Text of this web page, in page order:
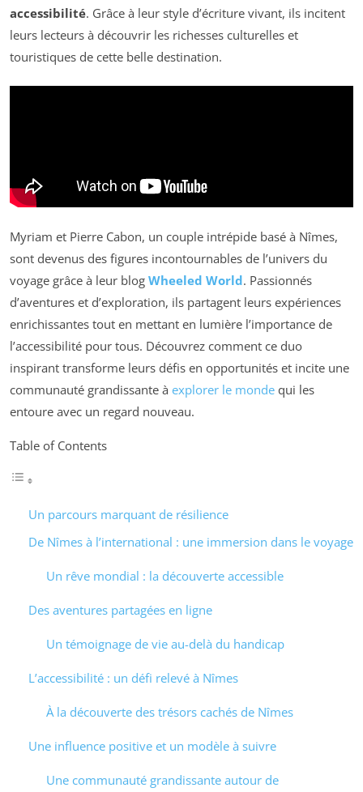
accessibilité. Grâce à leur style d’écriture vivant, ils incitent
leurs lecteurs à découvrir les richesses culturelles et
touristiques de cette belle destination.
Myriam et Pierre Cabon, un couple intrépide basé à Nîmes,
sont devenus des figures incontournables de l’univers du
voyage grâce à leur blog Wheeled World. Passionnés
d’aventures et d’exploration, ils partagent leurs expériences
enrichissantes tout en mettant en lumière l’importance de
l’accessibilité pour tous. Découvrez comment ce duo
inspirant transforme leurs défis en opportunités et incite une
communauté grandissante à explorer le monde qui les
entoure avec un regard nouveau.
Table of Contents
Un parcours marquant de résilience
De Nîmes à l’international : une immersion dans le voyage
Un rêve mondial : la découverte accessible
Des aventures partagées en ligne
Un témoignage de vie au-delà du handicap
L’accessibilité : un défi relevé à Nîmes
À la découverte des trésors cachés de Nîmes
Une influence positive et un modèle à suivre
Une communauté grandissante autour de